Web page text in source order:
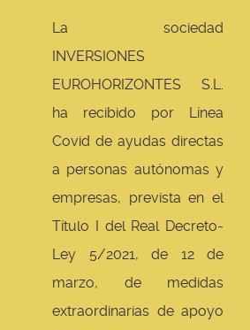
La sociedad
INVERSIONES
EUROHORIZONTES S.L.
ha recibido por Línea
Covid de ayudas directas
a personas autónomas y
empresas, prevista en el
Título I del Real Decreto-
Ley 5/2021, de 12 de
marzo, de medidas
extraordinarias de apoyo